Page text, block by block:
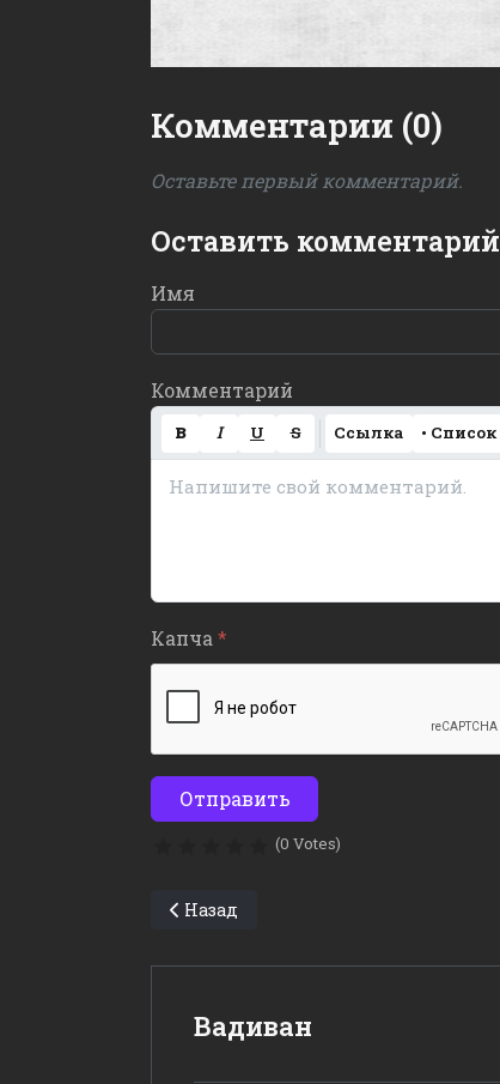
Комментарии (0)
Оставьте первый комментарий.
Оставить комментарий
Имя
Комментарий
B I U S Ссылка • Список
Капча*
Отправить
(0 Votes)
Предыдущий: Радио Питер FM
Назад
Вадиван